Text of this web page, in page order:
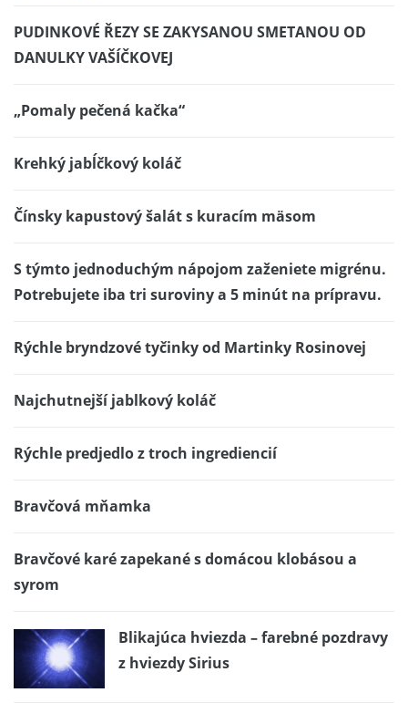
PUDINKOVÉ ŘEZY SE ZAKYSANOU SMETANOU OD
DANULKY VAŠÍČKOVEJ
„Pomaly pečená kačka“
Krehký jabĺčkový koláč
Čínsky kapustový šalát s kuracím mäsom
S týmto jednoduchým nápojom zaženiete migrénu.
Potrebujete iba tri suroviny a 5 minút na prípravu.
Rýchle bryndzové tyčinky od Martinky Rosinovej
Najchutnejší jablkový koláč
Rýchle predjedlo z troch ingrediencií
Bravčová mňamka
Bravčové karé zapekané s domácou klobásou a
syrom
Blikajúca hviezda – farebné pozdravy
z hviezdy Sirius